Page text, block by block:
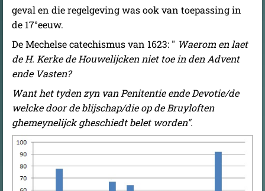
geval en die regelgeving was ook van toepassing in
de 17°eeuw.
De Mechelse catechismus van 1623: " Waerom en laet
de H. Kerke de Houwelijcken niet toe in den Advent
ende Vasten?
Want het tyden zyn van Penitentie ende Devotie/de
welcke door de blijschap/die op de Bruyloften
ghemeynelijck gheschiedt belet worden".